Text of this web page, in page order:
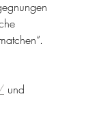
und